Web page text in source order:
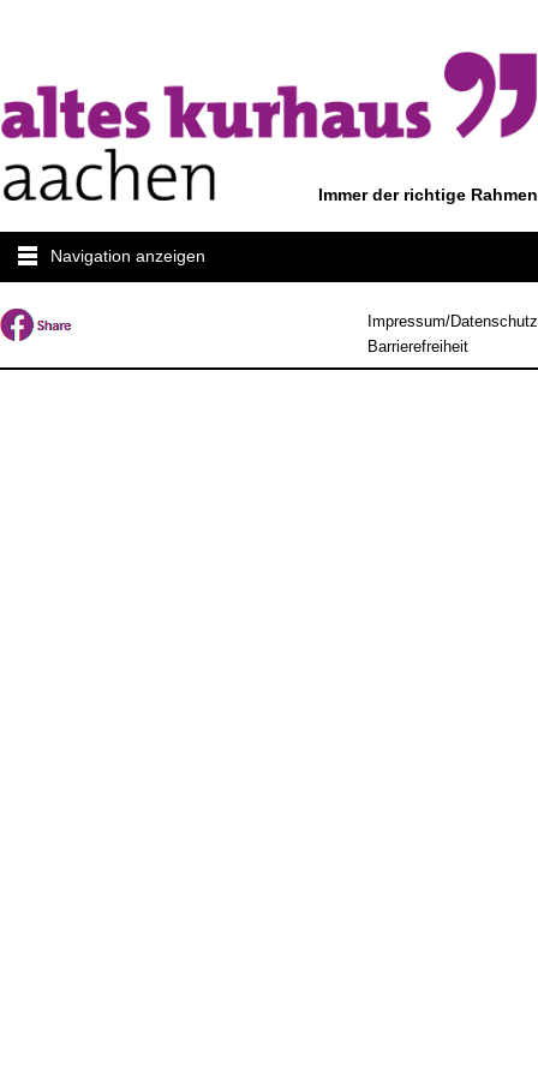
Immer der richtige Rahmen
Navigation anzeigen
Impressum/Datenschutz
Barrierefreiheit